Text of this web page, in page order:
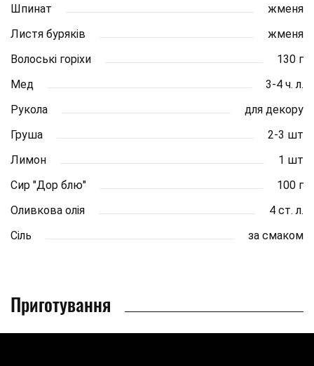
Шпинат
жменя
Листя буряків
жменя
Волоські горіхи
130 г
Мед
3-4 ч. л.
Рукола
для декору
Груша
2-3 шт
Лимон
1 шт
Сир "Дор блю"
100 г
Оливкова олія
4 ст. л.
Сіль
за смаком
Приготування